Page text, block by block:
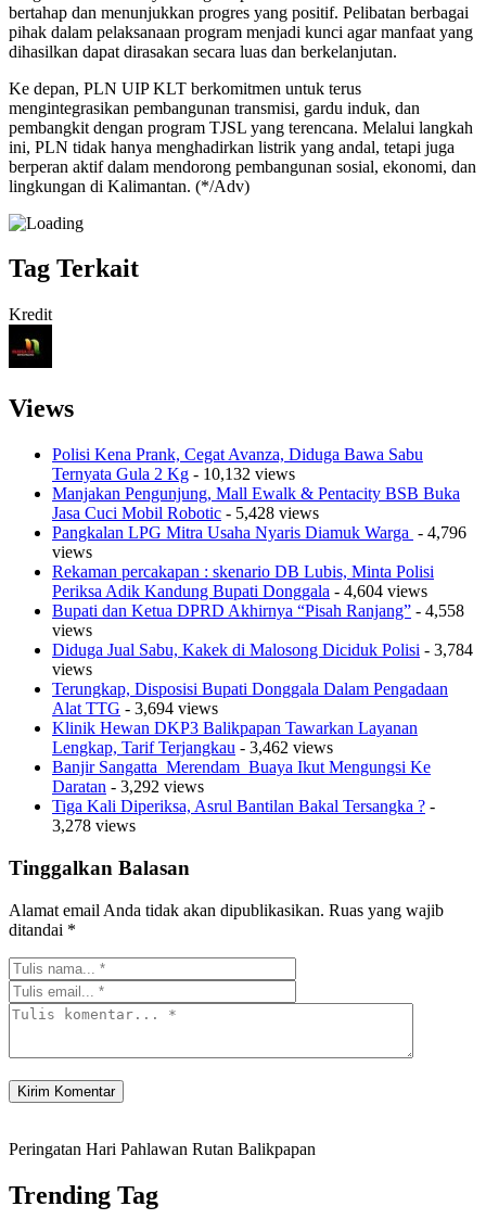
bertahap dan menunjukkan progres yang positif. Pelibatan berbagai
pihak dalam pelaksanaan program menjadi kunci agar manfaat yang
dihasilkan dapat dirasakan secara luas dan berkelanjutan.
Ke depan, PLN UIP KLT berkomitmen untuk terus
mengintegrasikan pembangunan transmisi, gardu induk, dan
pembangkit dengan program TJSL yang terencana. Melalui langkah
ini, PLN tidak hanya menghadirkan listrik yang andal, tetapi juga
berperan aktif dalam mendorong pembangunan sosial, ekonomi, dan
lingkungan di Kalimantan. (*/Adv)
Tag Terkait
Kredit
Views
Polisi Kena Prank, Cegat Avanza, Diduga Bawa Sabu
Ternyata Gula 2 Kg - 10,132 views
Manjakan Pengunjung, Mall Ewalk & Pentacity BSB Buka
Jasa Cuci Mobil Robotic - 5,428 views
Pangkalan LPG Mitra Usaha Nyaris Diamuk Warga - 4,796
views
Rekaman percakapan : skenario DB Lubis, Minta Polisi
Periksa Adik Kandung Bupati Donggala - 4,604 views
Bupati dan Ketua DPRD Akhirnya “Pisah Ranjang” - 4,558
views
Diduga Jual Sabu, Kakek di Malosong Diciduk Polisi - 3,784
views
Terungkap, Disposisi Bupati Donggala Dalam Pengadaan
Alat TTG - 3,694 views
Klinik Hewan DKP3 Balikpapan Tawarkan Layanan
Lengkap, Tarif Terjangkau - 3,462 views
Banjir Sangatta Merendam Buaya Ikut Mengungsi Ke
Daratan - 3,292 views
Tiga Kali Diperiksa, Asrul Bantilan Bakal Tersangka ? -
3,278 views
Tinggalkan Balasan
Alamat email Anda tidak akan dipublikasikan. Ruas yang wajib
ditandai *
Peringatan Hari Pahlawan Rutan Balikpapan
Trending Tag